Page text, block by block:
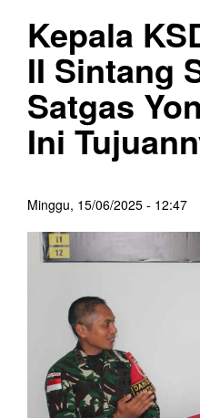
Kepala
II Sintang
Satgas
Ini
Minggu, 15/06/2025 - 12:47